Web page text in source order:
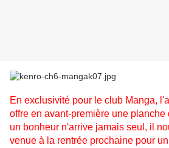
En exclusivité pour le club Manga,
offre en avant-première une
un bonheur n'arrive jamais seul, il
venue à la rentrée prochaine pour